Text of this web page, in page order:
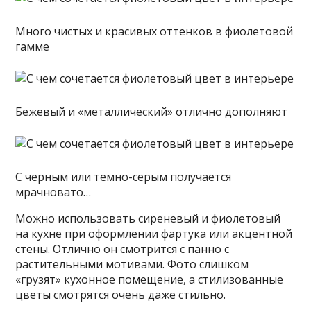
Много чистых и красивых оттенков в фиолетовой
гамме
Бежевый и «металлический» отлично дополняют
С черным или темно-серым получается
мрачновато…
Можно использовать сиреневый и фиолетовый
на кухне при оформлении фартука или акцентной
стены. Отлично он смотрится с панно с
растительными мотивами. Фото слишком
«грузят» кухонное помещение, а стилизованные
цветы смотрятся очень даже стильно.